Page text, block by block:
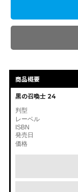
商品概要
黒の召喚士 24
判型
レーベル
ISBN
発売日
価格